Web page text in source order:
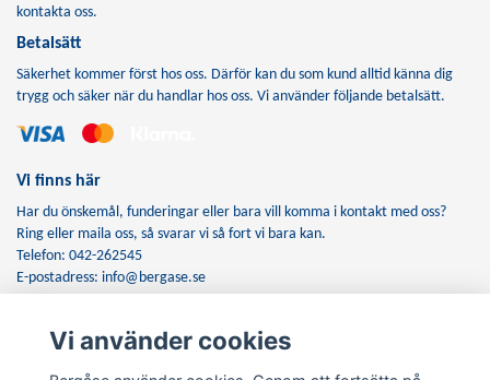
kontakta oss.
Betalsätt
Säkerhet kommer först hos oss. Därför kan du som kund alltid känna dig
trygg och säker när du handlar hos oss. Vi använder följande betalsätt.
Vi finns här
Har du önskemål, funderingar eller bara vill komma i kontakt med oss?
Ring eller maila oss, så svarar vi så fort vi bara kan.
Telefon: 042-262545
E-postadress: info@bergase.se
Anmäl dig till vårt nyhetsbrev
Vi använder cookies